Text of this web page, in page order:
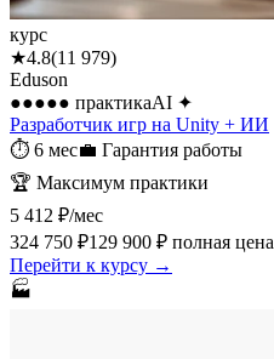
курс
★4.8(11 979)
Eduson
●●●●● практикаAI ✦
Разработчик игр на Unity + ИИ
⏱ 6 мес💼 Гарантия работы
🏆 Максимум практики
5 412 ₽/мес
324 750 ₽129 900 ₽ полная цена
Перейти к курсу →
🏭